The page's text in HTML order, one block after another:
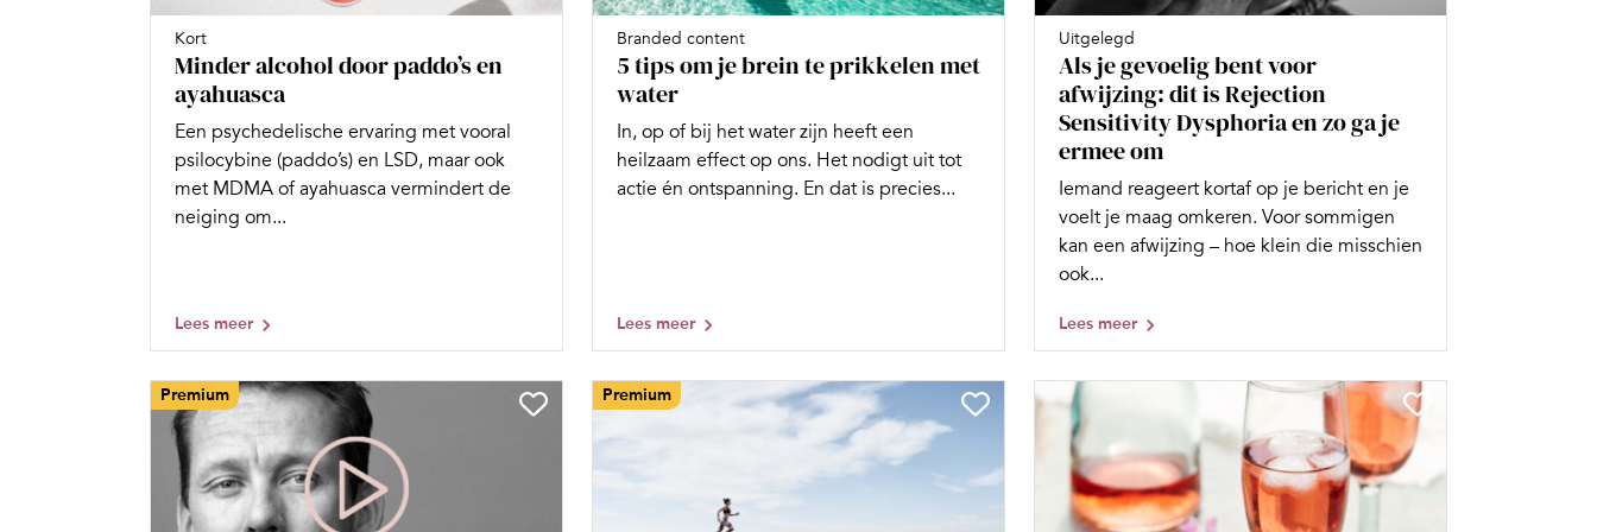
Kort
Minder alcohol door paddo’s en
ayahuasca
Een psychedelische ervaring met vooral
psilocybine (paddo’s) en LSD, maar ook
met MDMA of ayahuasca vermindert de
neiging om...
Lees meer
Branded content
5 tips om je brein te prikkelen met
water
In, op of bij het water zijn heeft een
heilzaam effect op ons. Het nodigt uit tot
actie én ontspanning. En dat is precies...
Lees meer
Uitgelegd
Als je gevoelig bent voor
afwijzing: dit is Rejection
Sensitivity Dysphoria en zo ga je
ermee om
Iemand reageert kortaf op je bericht en je
voelt je maag omkeren. Voor sommigen
kan een afwijzing – hoe klein die misschien
ook...
Lees meer
Premium Premium